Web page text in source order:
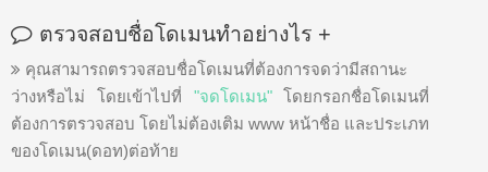
ตรวจสอบชื่อโดเมนทำอย่างไร +
คุณสามารถตรวจสอบชื่อโดเมนที่ต้องการจดว่ามีสถานะ
ว่างหรือไม่ โดยเข้าไปที่ "จดโดเมน"โดยกรอกชื่อโดเมนที่
ต้องการตรวจสอบ โดยไม่ต้องเติม www หน้าชื่อ และประเภท
ของโดเมน(ดอท)ต่อท้าย